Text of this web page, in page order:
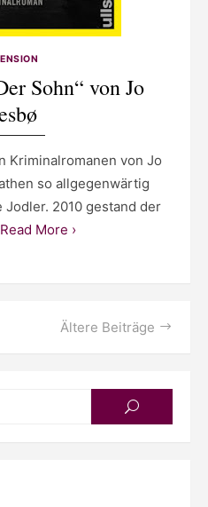
Sohn“ von Jo
Kriminalromanen von Jo
so allgegenwärtig
2010 gestand der
Read More ›
Ältere Beiträge
SEARCH